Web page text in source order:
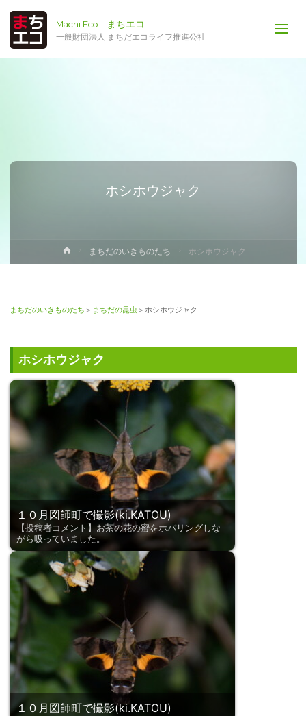
Machi Eco - まちエコ -
一般財団法人 まちだエコライフ推進公社
ホシホウジャク
ー
まちだのいきものたち ホシホウジャク
まちだのいきものたち ＞ まちだの昆虫 ＞ホシホウジャク
ホシホウジャク
１０月図師町で撮影(ki.KATOU)
【投稿者コメント】お茶の花の蜜をホバリングしな
がら吸っていました。
１０月図師町で撮影(ki.KATOU)